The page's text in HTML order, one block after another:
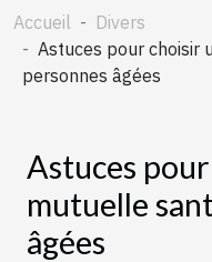
Accueil
Divers
Astuces pour choisir
personnes âgées
Astuces
mutuelle
âgées